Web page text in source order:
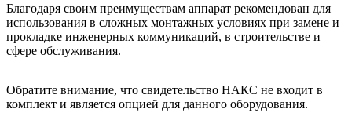
Благодаря своим преимуществам аппарат рекомендован для
использования в сложных монтажных условиях при замене и
прокладке инженерных коммуникаций, в строительстве и
сфере обслуживания.
Обратите внимание, что свидетельство НАКС не входит в
комплект и является опцией для данного оборудования.